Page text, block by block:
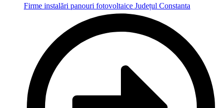
Firme instalări panouri fotovoltaice Județul Constanta